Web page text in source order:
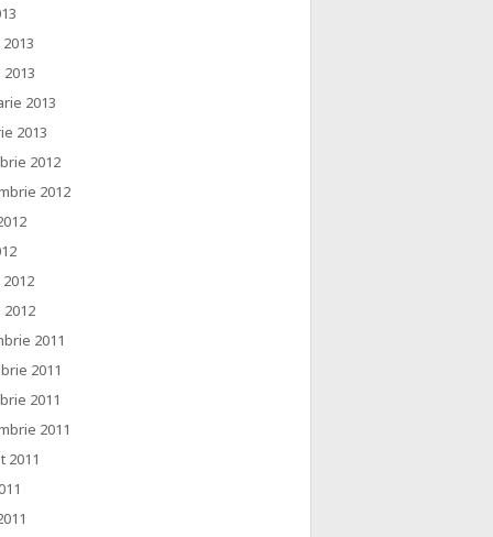
2013
2013
2012
2012
2011
2011
2011
2011
2011